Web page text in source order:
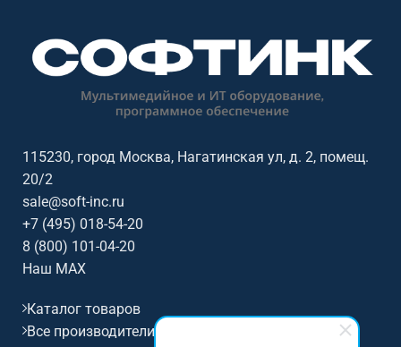
115230, город Москва, Нагатинская ул, д. 2, помещ.
20/2
sale@soft-inc.ru
+7 (495) 018-54-20
8 (800) 101-04-20
Наш MAX
Каталог товаров
Все производители